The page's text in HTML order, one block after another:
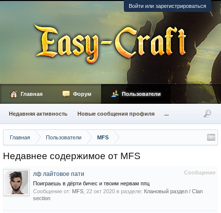
Войти или зарегистрироваться
Главная Пользователи MFS
Недавнее содержимое от MFS
Сообщение
лф лайтовое пати
Поиграешь в дёрти бичес и твоим нервам ппц
Сообщение от: MFS 22 окт 2020 в разделе: Клановый раздел / Сlan
section
Главная Форум Пользователи
Недавняя активность Новые сообщения профиля ...